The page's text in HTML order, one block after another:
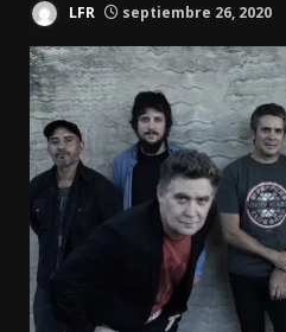
LFR septiembre 26, 2020